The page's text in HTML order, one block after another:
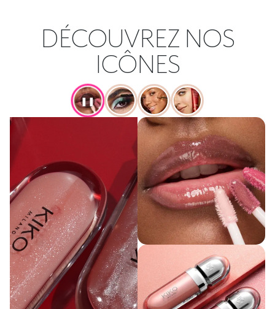
DÉCOUVREZ NOS
ICÔNES
❚❚